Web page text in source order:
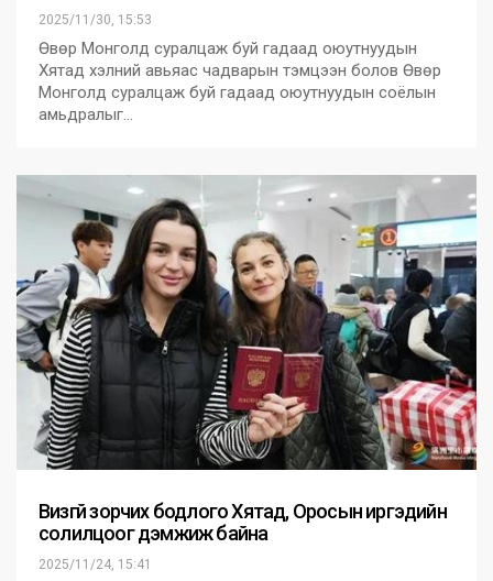
2025/11/30, 15:53
Өвөр Монголд суралцаж буй гадаад оюутнуудын
Хятад хэлний авьяас чадварын тэмцээн болов Өвөр
Монголд суралцаж буй гадаад оюутнуудын соёлын
амьдралыг…
Визгүй зорчих бодлого Хятад, Оросын иргэдийн
солилцоог дэмжиж байна
2025/11/24, 15:41